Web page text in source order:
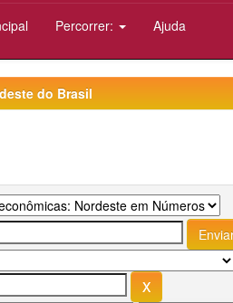
Percorrer: Ajuda
do Brasil